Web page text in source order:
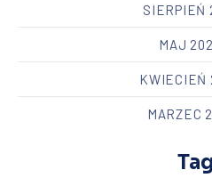
SIERPIEŃ
MAJ
KWIECIEŃ
MARZEC